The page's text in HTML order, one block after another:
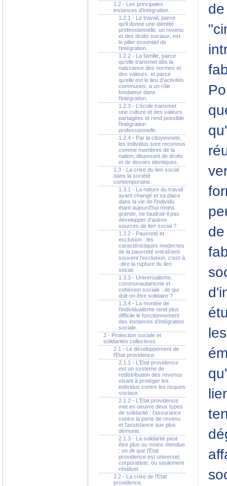
1.2 - Les principales
instances d'intégration.
1.2.1 - Le travail, parce
qu'il donne une identité
professionnelle, un revenu
et des droits sociaux, est
le pilier essentiel de
l'intégration.
1.2.2 - La famille, parce
qu'elle transmet dès la
naissance des normes et
des valeurs, et parce
qu'elle est le lieu d'activités
communes, a un rôle
fondateur dans
l'intégration.
1.2.3 - L'école transmet
une culture et des valeurs
partagées et rend possible
l'intégration
professionnelle.
1.2.4 - Par la citoyenneté,
les individus sont reconnus
comme membres de la
nation, disposant de droits
et de devoirs identiques.
1.3 - La crise du lien social
dans la société
contemporaine.
1.3.1 - La nature du travail
ayant changé et sa place
dans la vie de l'individu
étant aujourd'hui moins
grande, ne faudrait-il pas
développer d'autres
sources de lien social ?
1.3.2 - Pauvreté et
exclusion : les
caractéristiques modernes
de la pauvreté entraînent
souvent l'exclusion, c'est-à
-dire la rupture du lien
social.
1.3.3 - Universalisme,
communautarisme et
cohésion sociale : de qui
doit-on être solidaire ?
1.3.4 - La montée de
l'individualisme rend plus
difficile le fonctionnement
des instances d'intégration
sociale.
2 - Protection sociale et
solidarités collectives.
2.1 - Le développement de
l'Etat providence.
2.1.1 - L'Etat providence
est un système de
redistribution des revenus
visant à protéger les
individus contre les risques
sociaux.
2.1.2 - L'Etat providence
met en oeuvre deux types
de solidarité : l'assurance
contre la perte de revenu
et l'assistance aux plus
démunis.
2.1.3 - La solidarité peut
être plus ou moins étendue
: on dit que l'Etat
providence est universel,
corporatiste, ou seulement
résiduel.
2.2 - La crise de l'Etat
providence.